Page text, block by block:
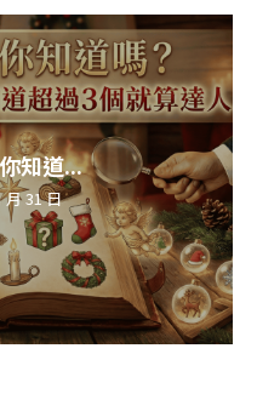
知道...
月 31 日